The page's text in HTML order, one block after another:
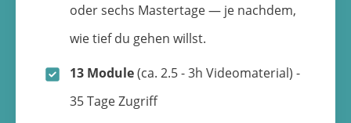
oder sechs Mastertage — je nachdem,
wie tief du gehen willst.
13 Module(ca. 2.5 - 3h Videomaterial) -
35 Tage Zugriff